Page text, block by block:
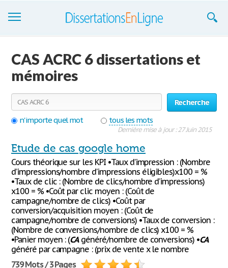
S'inscrire
Se connecter
Contactez-nous
CAS ACRC 6 dissertations et
mémoires
Recherche
n'importe quel mot
tous les mots
Dernière mise à jour : 27 Juin 2015
Etude de cas google home
Cours théorique sur les KPI •Taux d’impression : (Nombre
d’impressions/nombre d’impressions éligibles)x100 = %
•Taux de clic : (Nombre de clics/nombre d’impressions)
x100 = % •Coût par clic moyen : (Coût de
campagne/nombre de clics) •Coût par
conversion/acquisition moyen : (Coût de
campagne/nombre de conversions) •Taux de conversion :
(Nombre de conversions/nombre de clics) x100 = %
•Panier moyen : (CAgénéré/nombre de conversions) •CA
généré par campagne : (prix de vente x le nombre
739 Mots / 3 Pages